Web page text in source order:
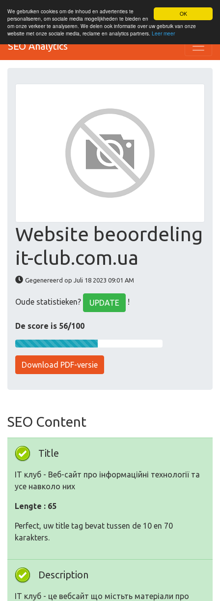
OK
We gebruiken cookies om de inhoud en advertenties te
personaliseren, om sociale media mogelijkheden te bieden en
om onze verkeer te analyseren. We delen ook informatie over uw gebruik van onze
website met onze sociale media, reclame en analytics partners. Leer meer
SEO Analytics
Website beoordeling
it-club.com.ua
Gegenereerd op Juli 18 2023 09:01 AM
Oude statistieken? UPDATE !
De score is 56/100
Download PDF-versie
SEO Content
Title
IT клуб - Веб-сайт про інформаційні технології та
усе навколо них
Lengte : 65
Perfect, uw title tag bevat tussen de 10 en 70
karakters.
Description
IT клуб - це вебсайт що містьть матеріали про